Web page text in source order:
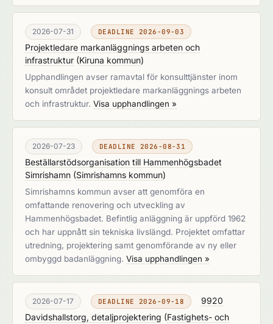
2026-07-31 DEADLINE 2026-09-03
Projektledare markanläggnings arbeten och
infrastruktur (Kiruna kommun)
Upphandlingen avser ramavtal för konsulttjänster inom
konsult området projektledare markanläggnings arbeten
och infrastruktur. Visa upphandlingen »
2026-07-23 DEADLINE 2026-08-31
Beställarstödsorganisation till Hammenhögsbadet
Simrishamn (Simrishamns kommun)
Simrishamns kommun avser att genomföra en
omfattande renovering och utveckling av
Hammenhögsbadet. Befintlig anläggning är uppförd 1962
och har uppnått sin tekniska livslängd. Projektet omfattar
utredning, projektering samt genomförande av ny eller
ombyggd badanläggning. Visa upphandlingen »
2026-07-17 DEADLINE 2026-09-18
9920
Davidshallstorg, detaljprojektering (Fastighets- och